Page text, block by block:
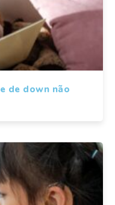
de down não